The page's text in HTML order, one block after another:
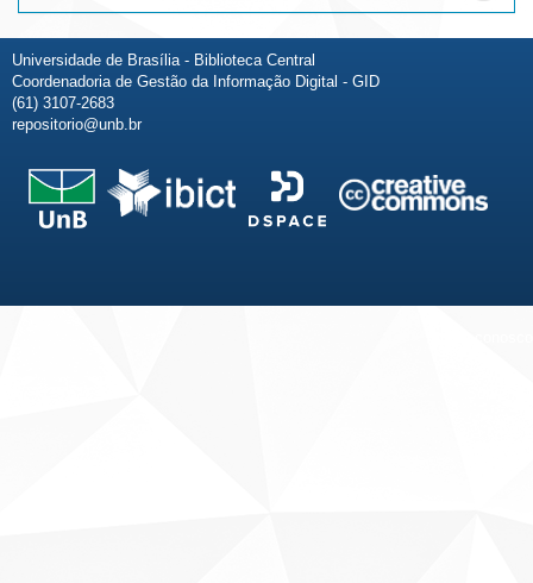
Universidade de Brasília - Biblioteca Central
Coordenadoria de Gestão da Informação Digital - GID
(61) 3107-2683
repositorio@unb.br